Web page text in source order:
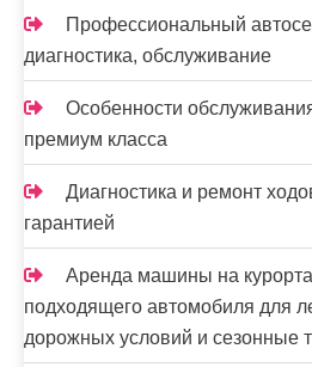
Профессиональный
диагностика, обслуживание
Особенности
премиум класса
Диагностика и ремонт
гарантией
Аренда машины на
подходящего автомобиля для
дорожных условий и сезонные